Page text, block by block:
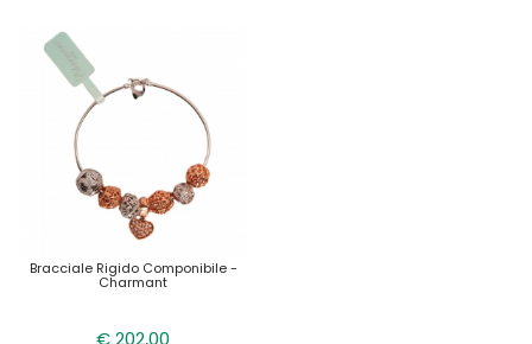
Bracciale Rigido Componibile -
Charmant
€ 202,00